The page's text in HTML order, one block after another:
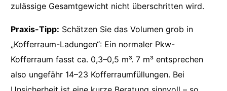
zulässige Gesamtgewicht nicht überschritten wird.
Praxis-Tipp: Schätzen Sie das Volumen grob in
„Kofferraum-Ladungen“: Ein normaler Pkw-
Kofferraum fasst ca. 0,3–0,5 m³. 7 m³ entsprechen
also ungefähr 14–23 Kofferraumfüllungen. Bei